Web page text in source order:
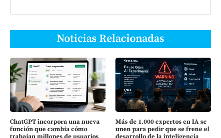
Noticias Relacionadas
ChatGPT incorpora una nueva
función que cambia cómo
trabajan millones de usuarios
Más de 1.000 expertos en IA se
unen para pedir que se frene el
desarrollo de la inteligencia